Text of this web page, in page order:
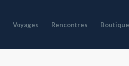
Voyages Rencontres Boutique